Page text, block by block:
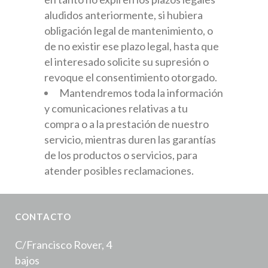
aludidos anteriormente, si hubiera
obligación legal de mantenimiento, o
de no existir ese plazo legal, hasta que
el interesado solicite su supresión o
revoque el consentimiento otorgado.
Mantendremos toda la información
y comunicaciones relativas a tu
compra o a la prestación de nuestro
servicio, mientras duren las garantías
de los productos o servicios, para
atender posibles reclamaciones.
CONTACTO
C/Francisco Rover, 4
bajos